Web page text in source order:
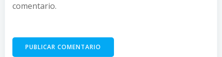
comentario.